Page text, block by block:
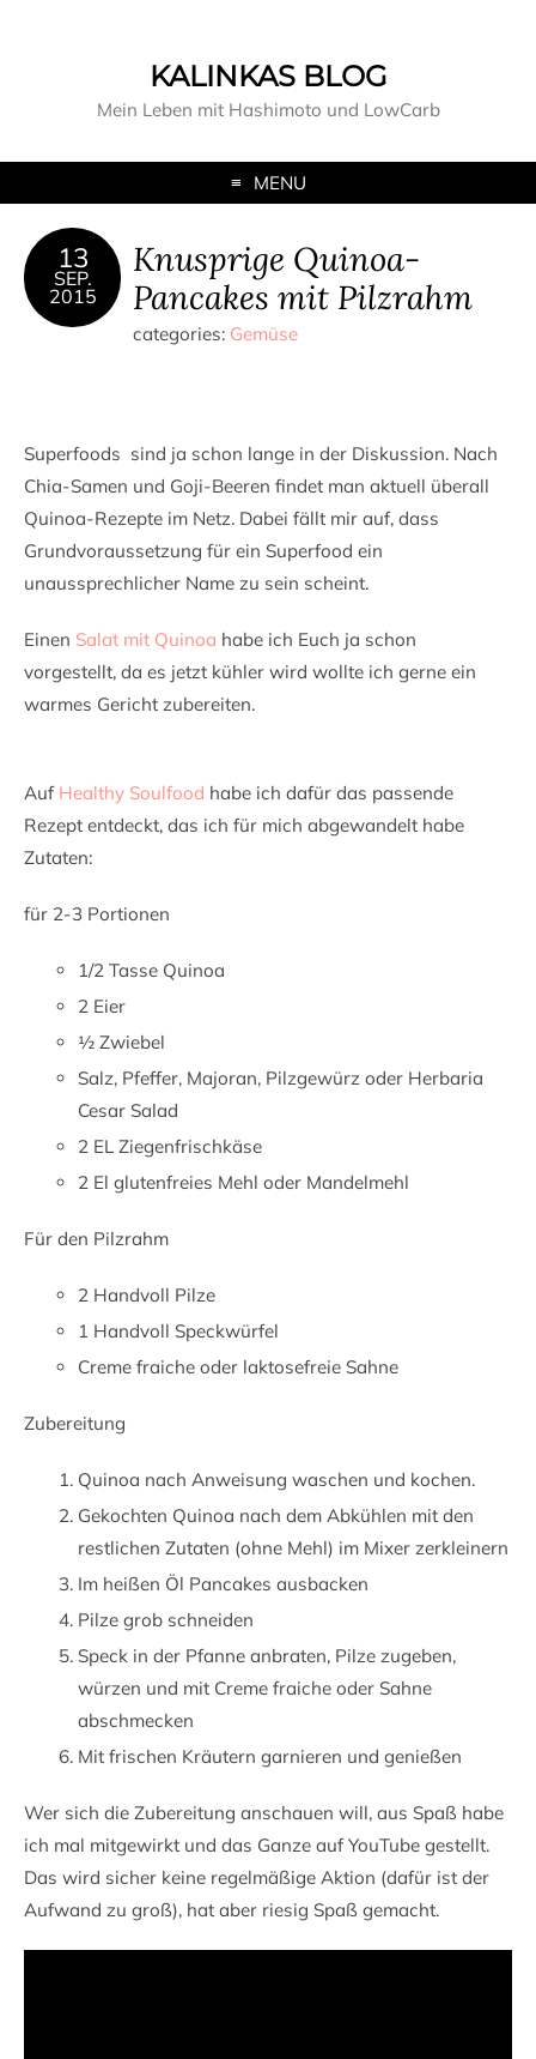
KALINKAS BLOG
Mein Leben mit Hashimoto und LowCarb
MENU
13
SEP.
2015
Knusprige Quinoa-
Pancakes mit Pilzrahm
categories: Gemüse
Superfoods sind ja schon lange in der Diskussion. Nach
Chia-Samen und Goji-Beeren findet man aktuell überall
Quinoa-Rezepte im Netz. Dabei fällt mir auf, dass
Grundvoraussetzung für ein Superfood ein
unaussprechlicher Name zu sein scheint.
Einen Salat mit Quinoa habe ich Euch ja schon
vorgestellt, da es jetzt kühler wird wollte ich gerne ein
warmes Gericht zubereiten.
Auf Healthy Soulfood habe ich dafür das passende
Rezept entdeckt, das ich für mich abgewandelt habe
Zutaten:
für 2-3 Portionen
1/2 Tasse Quinoa
2 Eier
½ Zwiebel
Salz, Pfeffer, Majoran, Pilzgewürz oder Herbaria
Cesar Salad
2 EL Ziegenfrischkäse
2 El glutenfreies Mehl oder Mandelmehl
Für den Pilzrahm
2 Handvoll Pilze
1 Handvoll Speckwürfel
Creme fraiche oder laktosefreie Sahne
Zubereitung
Quinoa nach Anweisung waschen und kochen.
Gekochten Quinoa nach dem Abkühlen mit den
restlichen Zutaten (ohne Mehl) im Mixer zerkleinern
Im heißen Öl Pancakes ausbacken
Pilze grob schneiden
Speck in der Pfanne anbraten, Pilze zugeben,
würzen und mit Creme fraiche oder Sahne
abschmecken
Mit frischen Kräutern garnieren und genießen
Wer sich die Zubereitung anschauen will, aus Spaß habe
ich mal mitgewirkt und das Ganze auf YouTube gestellt.
Das wird sicher keine regelmäßige Aktion (dafür ist der
Aufwand zu groß), hat aber riesig Spaß gemacht.